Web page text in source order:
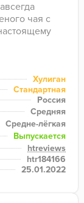
чая с
Хулиган
Стандартная
Россия
Средняя
Средне-лёгкая
Выпускается
htreviews
htr184166
25.01.2022